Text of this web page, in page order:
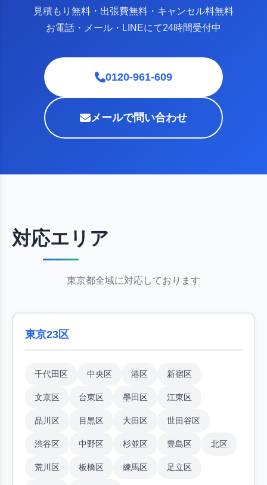
見積もり無料・出張費無料・キャンセル料無料
お電話・メール・LINEにて24時間受付中
0120-961-609
メールで問い合わせ
対応エリア
東京都全域に対応しております
東京23区
千代田区 中央区 港区 新宿区
文京区 台東区 墨田区 江東区
品川区 目黒区 大田区 世田谷区
渋谷区 中野区 杉並区 豊島区 北区
荒川区 板橋区 練馬区 足立区